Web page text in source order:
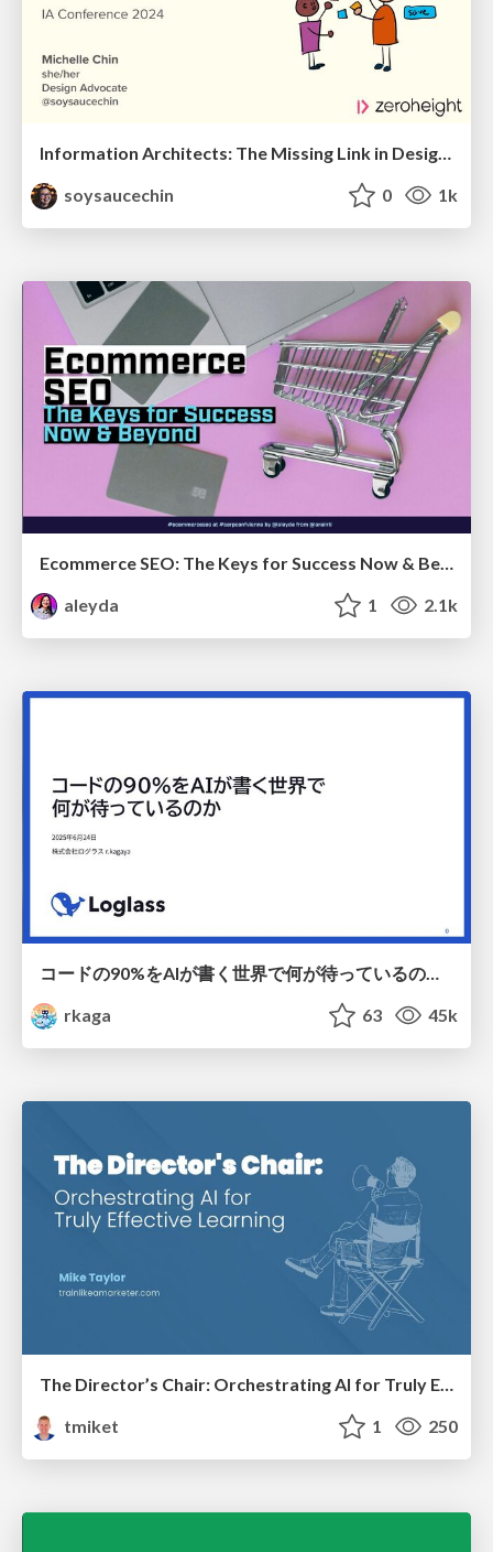
soysaucechin
0 1k
Ecommerce SEO: The Keys for Success Now & Beyond - #SERPConf2024
aleyda
1 2.1k
コードの90%をAIが書く世界で何が待っているのか / What awaits us in a world where 90% of the code is written by AI
rkaga
63 45k
The Director’s Chair: Orchestrating AI for Truly Effective Learning
tmiket
1 250